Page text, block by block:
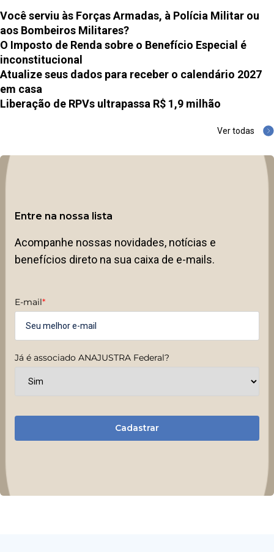
Você serviu às Forças Armadas, à Polícia Militar ou
aos Bombeiros Militares?
O Imposto de Renda sobre o Benefício Especial é
inconstitucional
Atualize seus dados para receber o calendário 2027
em casa
Liberação de RPVs ultrapassa R$ 1,9 milhão
Ver todas
Entre na nossa lista
Acompanhe nossas novidades, notícias e
benefícios direto na sua caixa de e-mails.
E-mail*
Já é associado ANAJUSTRA Federal?
Cadastrar